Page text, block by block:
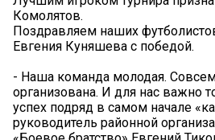
Комолятов.
Поздравляем наших
Евгения Куняшева с победой.
- Наша команда молодая.
организована. И для нас важно
успех подряд в самом начале
руководитель районной